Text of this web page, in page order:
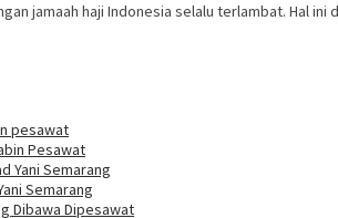
jamaah haji Indonesia selalu terlambat. Hal
Pesawat
Semarang